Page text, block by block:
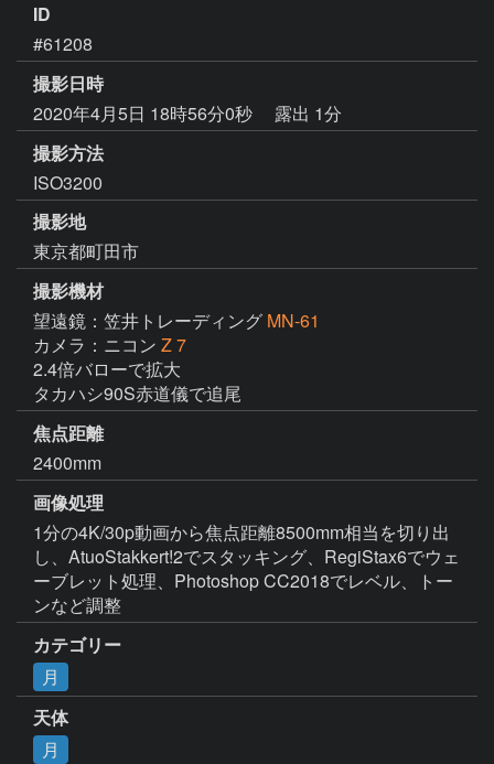
ID
#61208
撮影日時
2020年4月5日 18時56分0秒
露出 1分
撮影方法
ISO3200
撮影地
東京都町田市
撮影機材
望遠鏡：笠井トレーディング MN-61
カメラ：ニコン Z 7
2.4倍バローで拡大
タカハシ90S赤道儀で追尾
焦点距離
2400mm
画像処理
1分の4K/30p動画から焦点距離8500mm相当を切り出
し、AtuoStakkert!2でスタッキング、RegiStax6でウェ
ーブレット処理、Photoshop CC2018でレベル、トー
ンなど調整
カテゴリー
月
天体
月